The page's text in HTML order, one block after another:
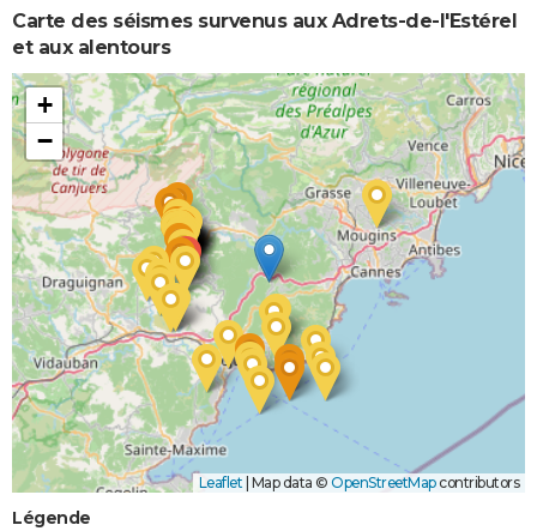
et/ou
Coulées de
Carte des séismes survenus aux Adrets-de-l'Estérel
et aux alentours
+
−
Leaflet Map data © OpenStreetMapcontributors
Légende